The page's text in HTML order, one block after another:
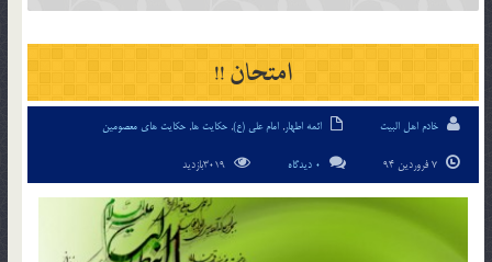
امتحان !!
خادم اهل البیت ائمه اطهار, امام علی (ع), حکایت ها, حکایت های معصومین
0 دیدگاه